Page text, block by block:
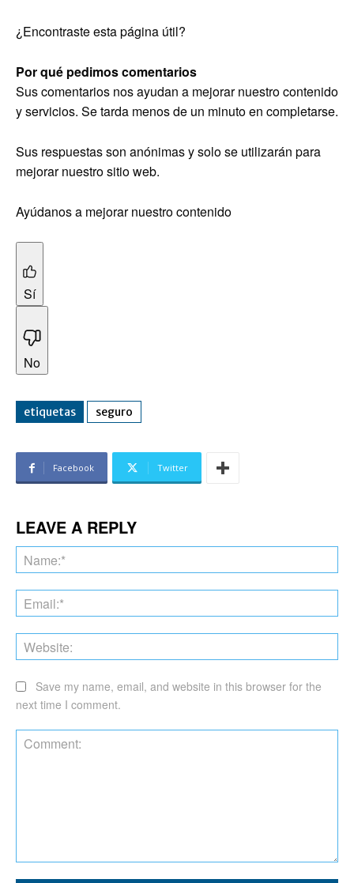
¿Encontraste esta página útil?
Por qué pedimos comentarios
Sus comentarios nos ayudan a mejorar nuestro contenido
y servicios. Se tarda menos de un minuto en completarse.
Sus respuestas son anónimas y solo se utilizarán para
mejorar nuestro sitio web.
Ayúdanos a mejorar nuestro contenido
Sí
No
etiquetas seguro
Facebook Twitter
LEAVE A REPLY
Save my name, email, and website in this browser for the
next time I comment.